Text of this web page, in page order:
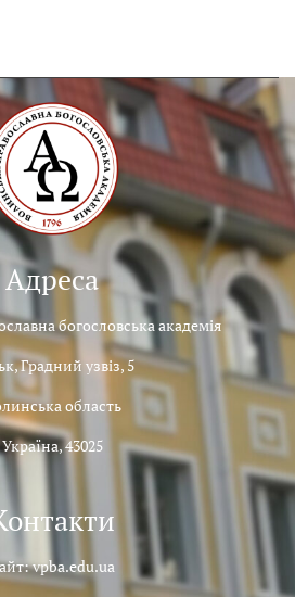
Адреса
богословська академія
Градний узвіз, 5
область
Україна, 43025
vpba.edu.ua